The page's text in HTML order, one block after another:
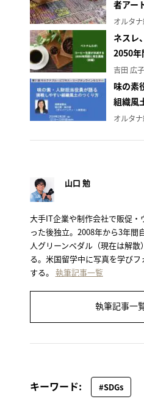
者アー
オルタ
ネスレ
2050年
味の素
組織風
オルタ
山口 勉
大手IT企業や制作会社で販促・
った後独立。2008年から3年間
人グリーンペダル（現在は解
る。米国留学中に写真を学び
する。 執筆記事一覧
執筆記事一
キーワード: #SDGs